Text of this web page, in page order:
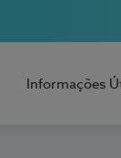
Informações